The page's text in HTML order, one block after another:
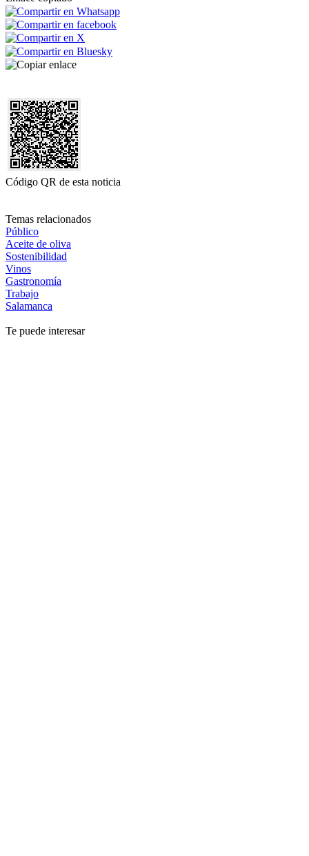
Código QR de esta noticia
Temas relacionados
Público
Aceite de oliva
Sostenibilidad
Vinos
Gastronomía
Trabajo
Salamanca
Te puede interesar